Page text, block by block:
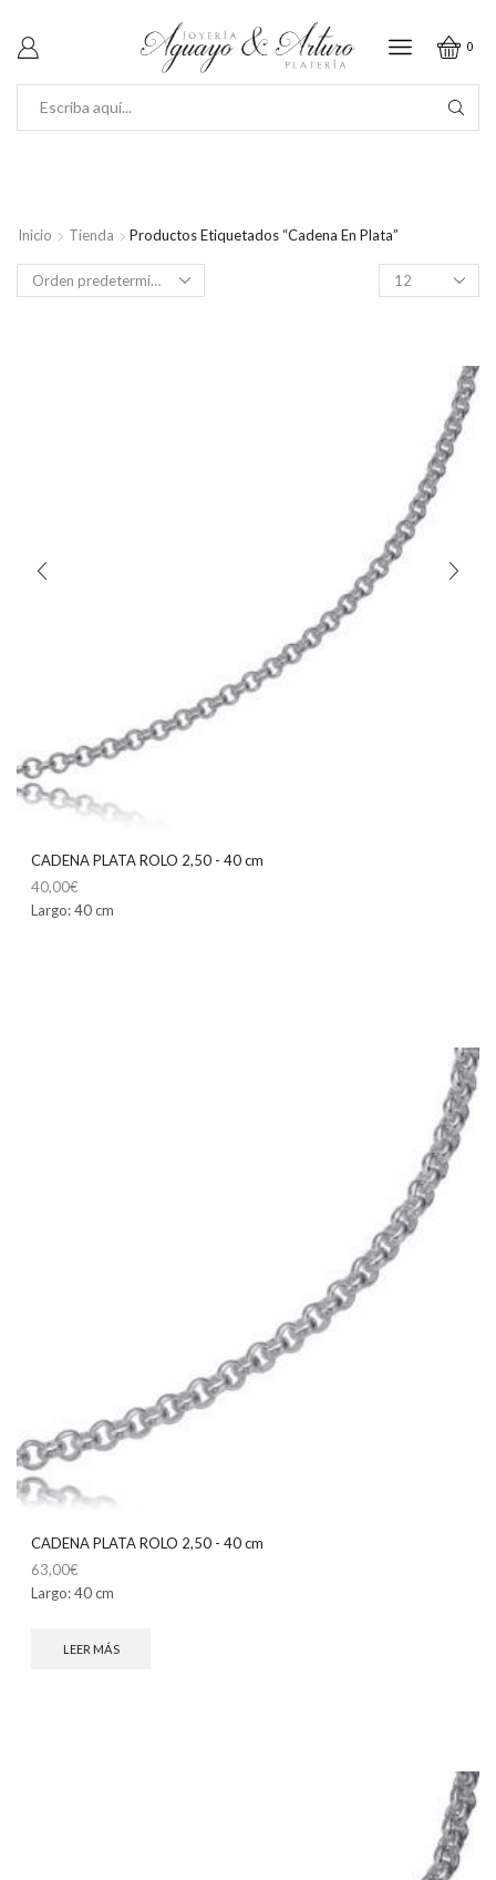
0
Inicio Tienda Productos Etiquetados “Cadena En Plata”
Productos
por
CADENA PLATA ROLO 2,50 - 40 cm
40,00€
Largo: 40 cm
CADENA PLATA ROLO 2,50 - 40 cm
63,00€
Largo: 40 cm
LEER MÁS